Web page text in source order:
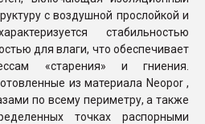
с воздушной прослойкой и
стабильностью
для влаги, что обеспечивает
«старения» и гниения.
из материала Neopor ,
по всему периметру, а также
точках распорными